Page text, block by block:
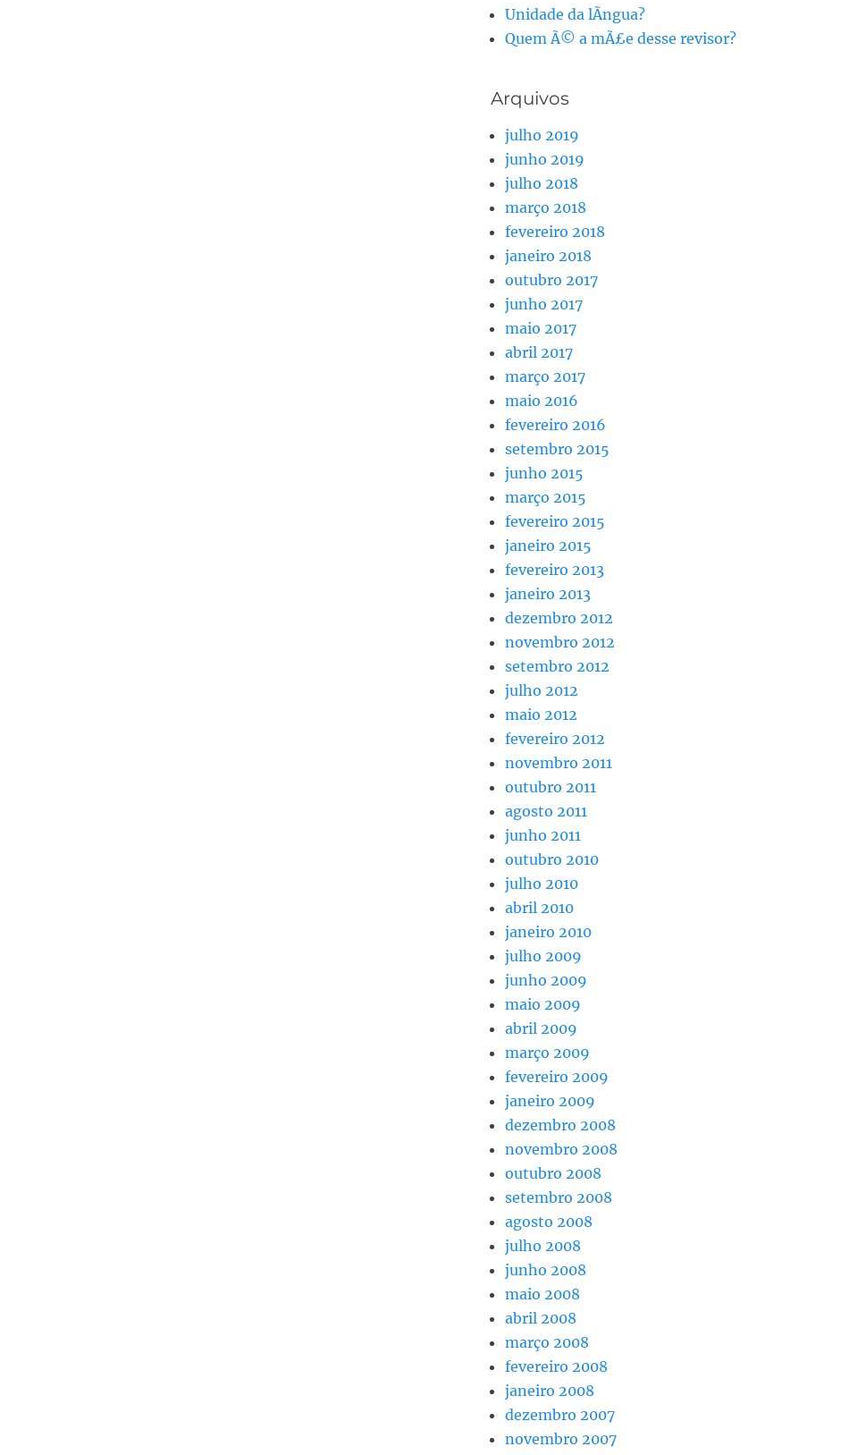
Unidade da lÃ­ngua?
Quem Ã© a mÃ£e desse revisor?
Arquivos
julho 2019
junho 2019
julho 2018
março 2018
fevereiro 2018
janeiro 2018
outubro 2017
junho 2017
maio 2017
abril 2017
março 2017
maio 2016
fevereiro 2016
setembro 2015
junho 2015
março 2015
fevereiro 2015
janeiro 2015
fevereiro 2013
janeiro 2013
dezembro 2012
novembro 2012
setembro 2012
julho 2012
maio 2012
fevereiro 2012
novembro 2011
outubro 2011
agosto 2011
junho 2011
outubro 2010
julho 2010
abril 2010
janeiro 2010
julho 2009
junho 2009
maio 2009
abril 2009
março 2009
fevereiro 2009
janeiro 2009
dezembro 2008
novembro 2008
outubro 2008
setembro 2008
agosto 2008
julho 2008
junho 2008
maio 2008
abril 2008
março 2008
fevereiro 2008
janeiro 2008
dezembro 2007
novembro 2007